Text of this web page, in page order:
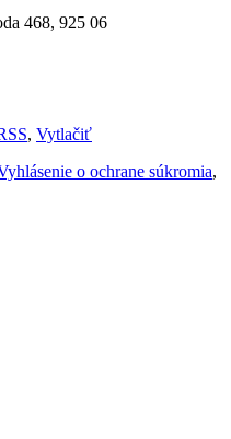
468, 925 06
, Vytlačiť
o ochrane súkromia,